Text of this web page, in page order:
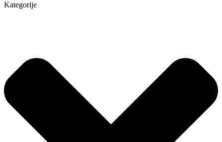
Kategorije